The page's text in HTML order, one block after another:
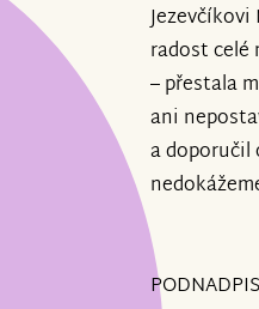
radost celé
– přestala
ani
a doporučil